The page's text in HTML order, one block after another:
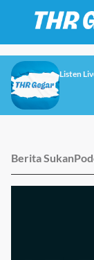
Listen
Berita Sukan